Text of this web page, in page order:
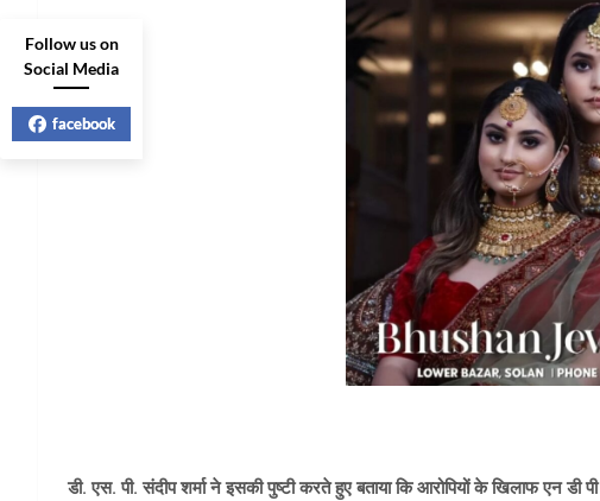
डी. एस. पी. संदीप शर्मा ने इसकी पुष्टी करते हुए बताया कि आरोपियों के खिलाफ एन डी
Follow us on
Social Media
facebook